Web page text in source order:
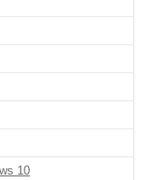
10